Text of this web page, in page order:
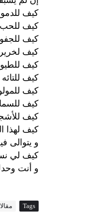
كيف
كيف للحب
كيف
كيف
كيف
كيف
كيف
كيف
كيف
كيف لهذا
و يتوالى
كيف لي
و أنت
Tags